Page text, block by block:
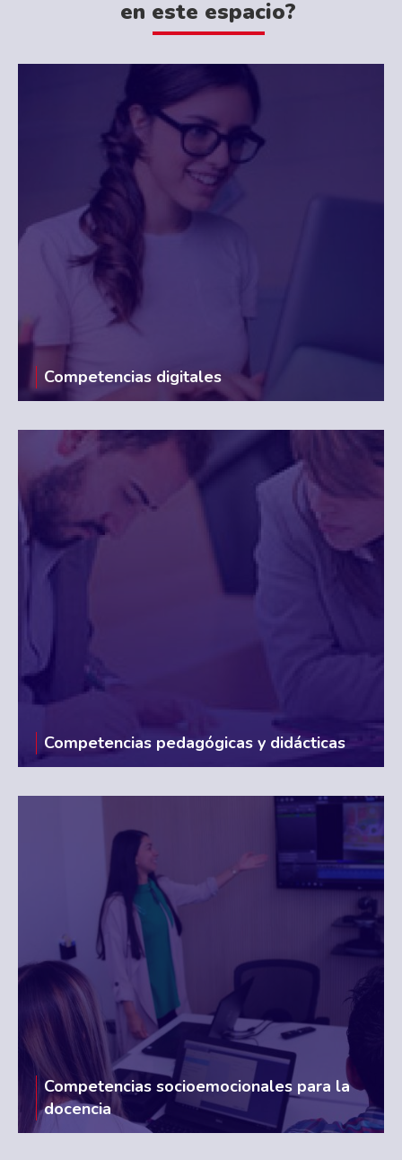
en este espacio?
Competencias digitales
Competencias pedagógicas y didácticas
Competencias socioemocionales para la
docencia